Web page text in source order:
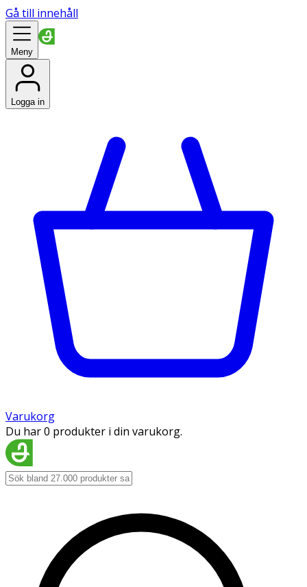
Gå till innehåll
Meny
Logga in
Varukorg
Du har 0 produkter i din varukorg.